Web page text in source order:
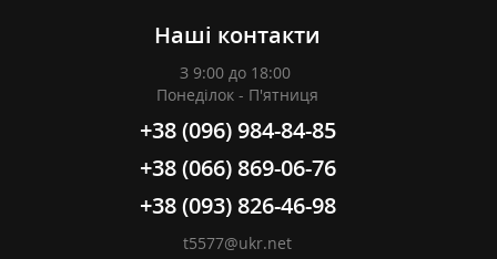
Наші контакти
З 9:00 до 18:00
Понеділок - П'ятниця
+38 (096) 984-84-85
+38 (066) 869-06-76
+38 (093) 826-46-98
t5577@ukr.net